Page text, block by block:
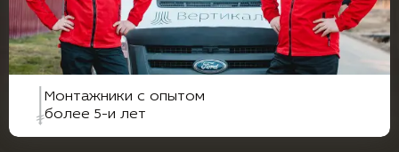
Монтажники с опытом
более 5-и лет